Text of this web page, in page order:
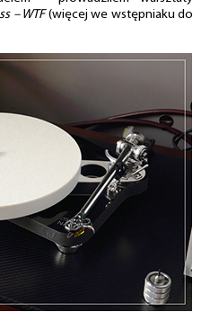
– WTF(więcej we wstępniaku do